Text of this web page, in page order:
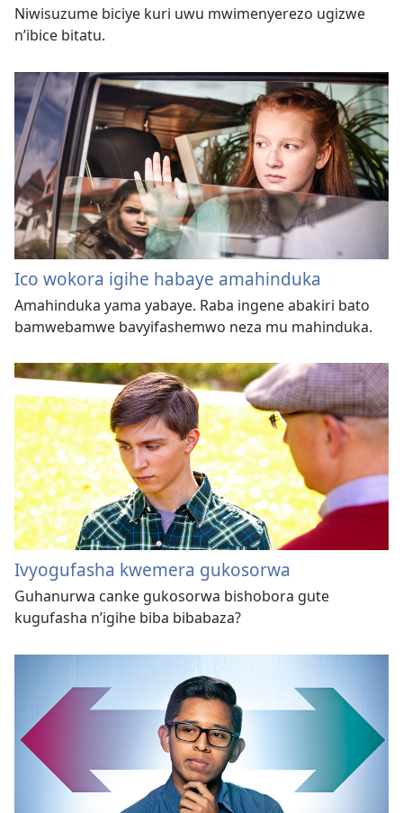
Niwisuzume biciye kuri uwu mwimenyerezo ugizwe
n’ibice bitatu.
Ico wokora igihe habaye amahinduka
Amahinduka yama yabaye. Raba ingene abakiri bato
bamwebamwe bavyifashemwo neza mu mahinduka.
Ivyogufasha kwemera gukosorwa
Guhanurwa canke gukosorwa bishobora gute
kugufasha n’igihe biba bibabaza?